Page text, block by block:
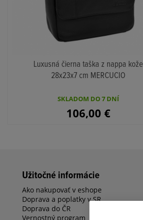
KÚPIŤ
Luxusná čierna taška z nappa kože
28x23x7 cm MERCUCIO
SKLADOM DO 7 DNÍ
106,00 €
Užitočné informácie
Ako nakupovať v eshope
Doprava a poplatky v SR
Doprava do ČR
Vernostný program